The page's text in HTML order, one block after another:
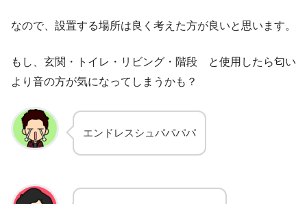
なので、設置する場所は良く考えた方が良いと思います。
もし、玄関・トイレ・リビング・階段 と使用したら匂い
より音の方が気になってしまうかも？
エンドレスシュパパパパ